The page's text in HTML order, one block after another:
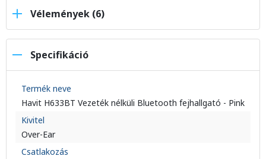
Vélemények (6)
Specifikáció
Termék neve
Havit H633BT Vezeték nélküli Bluetooth fejhallgató - Pink
Kivitel
Over-Ear
Csatlakozás